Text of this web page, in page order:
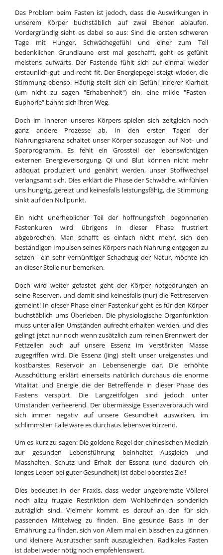
Das Problem beim Fasten ist jedoch, dass die Auswirkungen in
unserem Körper buchstäblich auf zwei Ebenen ablaufen.
Vordergründig sieht es dabei so aus: Sind die ersten schweren
Tage mit Hunger, Schwächegefühl und einer zum Teil
bedenklichen Grundlaune erst mal geschafft, geht es gefühlt
meistens aufwärts. Der Fastende fühlt sich auf einmal wieder
erstaunlich gut und recht fit. Der Energiepegel steigt wieder, die
Stimmung ebenso. Häufig stellt sich ein Gefühl innerer Klarheit
(um nicht zu sagen "Erhabenheit") ein, eine milde "Fasten-
Euphorie" bahnt sich ihren Weg.
Doch im Inneren unseres Körpers spielen sich zeitgleich noch
ganz andere Prozesse ab. In den ersten Tagen der
Nahrungskarenz schaltet unser Körper sozusagen auf Not- und
Sparprogramm. Es fehlt ein Grossteil der lebenswichtigen
externen Energieversorgung, Qi und Blut können nicht mehr
adäquat produziert und genährt werden, unser Stoffwechsel
verlangsamt sich. Dies erklärt die Phase der Schwäche, wir fühlen
uns hungrig, gereizt und keinesfalls leistungsfähig, die Stimmung
sinkt auf den Nullpunkt.
Ein nicht unerheblicher Teil der hoffnungsfroh begonnenen
Fastenkuren wird übrigens in dieser Phase frustriert
abgebrochen. Man schafft es einfach nicht mehr, sich den
beständigen Impulsen seines Körpers nach Nahrung entgegen zu
setzen - ein sehr vernünftiger Schachzug der Natur, möchte ich
an dieser Stelle nur bemerken.
Doch wird weiter gefastet geht der Körper notgedrungen an
seine Reserven, und damit sind keinesfalls (nur) die Fettreserven
gemeint! In dieser Phase einer Fastenkur geht es für den Körper
buchstäblich ums Überleben. Die physiologische Organfunktion
muss unter allen Umständen aufrecht erhalten werden, und dies
gelingt jetzt nur noch wenn zusätzlich zum reinen Brennwert der
Fettzellen auch auf unsere Essenz im verstärkten Masse
zugegriffen wird. Die Essenz (Jing) stellt unser ureigenstes und
kostbarstes Reservoir an Lebensenergie dar. Die erhöhte
Ausschüttung erklärt einerseits natürlich durchaus die enorme
Vitalität und Energie die der Betreffende in dieser Phase des
Fastens verspürt. Die Langzeitfolgen sind jedoch unter
Umständen verheerend. Der übermässige Essenzverbrauch wird
sich immer negativ auf unsere Gesundheit auswirken, im
schlimmsten Falle wäre es durchaus lebensverkürzend.
Um es kurz zu sagen: Die goldene Regel der chinesischen Medizin
zur gesunden Lebensführung beinhaltet Ausgleich und
Masshalten. Schutz und Erhalt der Essenz (und dadurch ein
langes Leben bei guter Gesundheit) ist dabei oberstes Ziel!
Dies bedeutet in der Praxis, dass weder ungebremste Völlerei
noch allzu frugale Restriktion dem Wohlbefinden sonderlich
zuträglich sind. Vielmehr kommt es darauf an den für sich
passenden Mittelweg zu finden. Eine gesunde Basis in der
Ernährung zu finden, sich von Allem mal ein bisschen zu gönnen
und kleinere Ausrutscher sanft auszugleichen. Radikales Fasten
ist dabei weder nötig noch empfehlenswert.